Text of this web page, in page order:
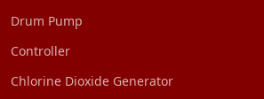
Drum Pump
Controller
Chlorine Dioxide Generator